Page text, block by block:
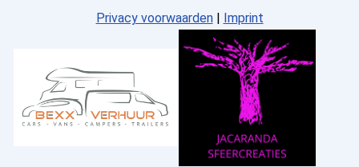
Privacy voorwaarden| Imprint